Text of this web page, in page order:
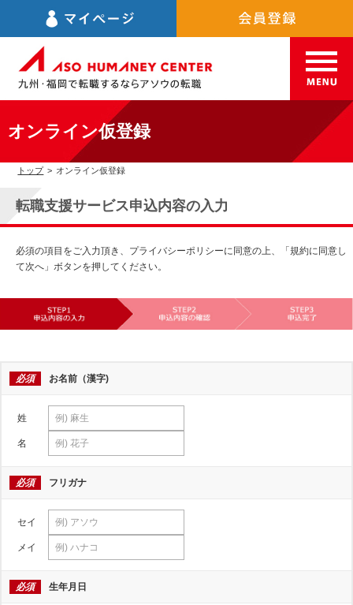
オンライン仮登録
トップ > オンライン仮登録
転職支援サービス申込内容の入力
必須の項目をご入力頂き、プライバシーポリシーに同意の上、「規約に同意し
て次へ」ボタンを押してください。
必須 お名前（漢字)
姓
名
必須 フリガナ
セイ
メイ
必須 生年月日